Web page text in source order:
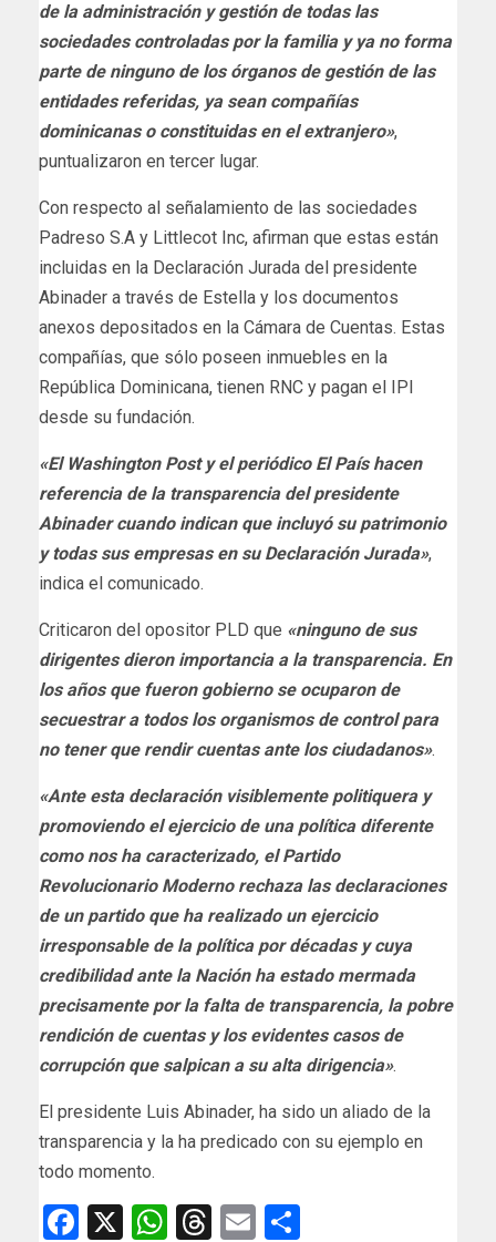
de la administración y gestión de todas las
sociedades controladas por la familia y ya no forma
parte de ninguno de los órganos de gestión de las
entidades referidas, ya sean compañías
dominicanas o constituidas en el extranjero»,
puntualizaron en tercer lugar.
Con respecto al señalamiento de las sociedades
Padreso S.A y Littlecot Inc, afirman que estas están
incluidas en la Declaración Jurada del presidente
Abinader a través de Estella y los documentos
anexos depositados en la Cámara de Cuentas. Estas
compañías, que sólo poseen inmuebles en la
República Dominicana, tienen RNC y pagan el IPI
desde su fundación.
«El Washington Post y el periódico El País hacen
referencia de la transparencia del presidente
Abinader cuando indican que incluyó su patrimonio
y todas sus empresas en su Declaración Jurada»,
indica el comunicado.
Criticaron del opositor PLD que «ninguno de sus
dirigentes dieron importancia a la transparencia. En
los años que fueron gobierno se ocuparon de
secuestrar a todos los organismos de control para
no tener que rendir cuentas ante los ciudadanos».
«Ante esta declaración visiblemente politiquera y
promoviendo el ejercicio de una política diferente
como nos ha caracterizado, el Partido
Revolucionario Moderno rechaza las declaraciones
de un partido que ha realizado un ejercicio
irresponsable de la política por décadas y cuya
credibilidad ante la Nación ha estado mermada
precisamente por la falta de transparencia, la pobre
rendición de cuentas y los evidentes casos de
corrupción que salpican a su alta dirigencia».
El presidente Luis Abinader, ha sido un aliado de la
transparencia y la ha predicado con su ejemplo en
todo momento.
Facebook
X WhatsApp
Threads
Email